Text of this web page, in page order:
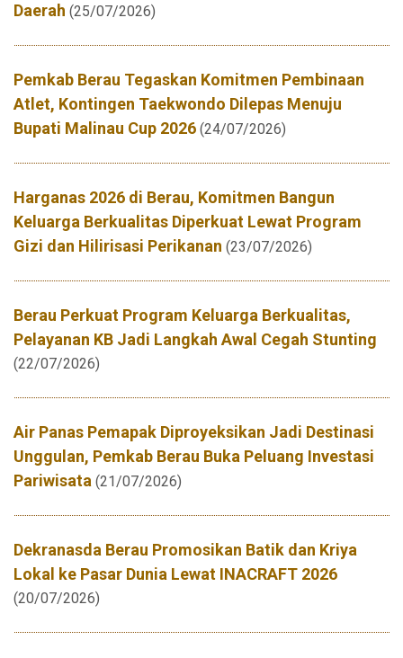
Daerah (25/07/2026)
Pemkab Berau Tegaskan Komitmen Pembinaan
Atlet, Kontingen Taekwondo Dilepas Menuju
Bupati Malinau Cup 2026 (24/07/2026)
Harganas 2026 di Berau, Komitmen Bangun
Keluarga Berkualitas Diperkuat Lewat Program
Gizi dan Hilirisasi Perikanan (23/07/2026)
Berau Perkuat Program Keluarga Berkualitas,
Pelayanan KB Jadi Langkah Awal Cegah Stunting
(22/07/2026)
Air Panas Pemapak Diproyeksikan Jadi Destinasi
Unggulan, Pemkab Berau Buka Peluang Investasi
Pariwisata (21/07/2026)
Dekranasda Berau Promosikan Batik dan Kriya
Lokal ke Pasar Dunia Lewat INACRAFT 2026
(20/07/2026)